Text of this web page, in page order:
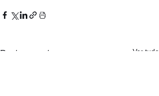
Posts recentes Ver tudo